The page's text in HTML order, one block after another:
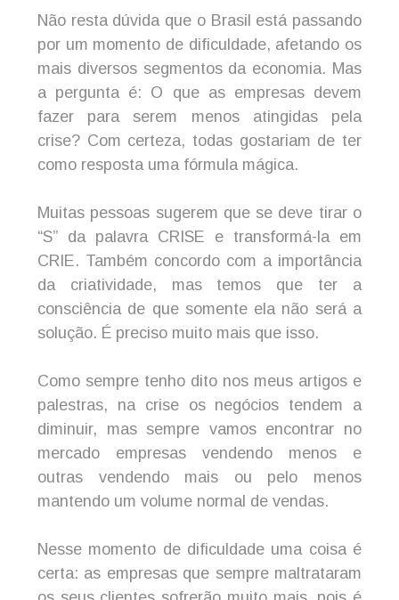
Não resta dúvida que o Brasil está passando
por um momento de dificuldade, afetando os
mais diversos segmentos da economia. Mas
a pergunta é: O que as empresas devem
fazer para serem menos atingidas pela
crise? Com certeza, todas gostariam de ter
como resposta uma fórmula mágica.
Muitas pessoas sugerem que se deve tirar o
“S” da palavra CRISE e transformá-la em
CRIE. Também concordo com a importância
da criatividade, mas temos que ter a
consciência de que somente ela não será a
solução. É preciso muito mais que isso.
Como sempre tenho dito nos meus artigos e
palestras, na crise os negócios tendem a
diminuir, mas sempre vamos encontrar no
mercado empresas vendendo menos e
outras vendendo mais ou pelo menos
mantendo um volume normal de vendas.
Nesse momento de dificuldade uma coisa é
certa: as empresas que sempre maltrataram